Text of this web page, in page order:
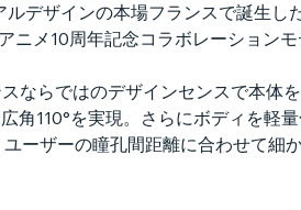
デザインの本場フランスで誕生し
ニメ10周年記念コラボレーション
ならではのデザインセンスで本体
角110°を実現。さらにボディを軽
ザーの瞳孔間距離に合わせて細